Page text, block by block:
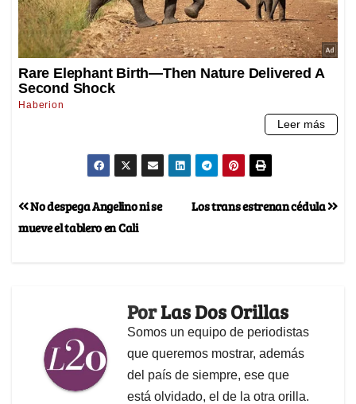
Los trans estrenan cédula
No despega Angelino ni se
mueve el tablero en Cali
PorLas Dos Orillas
Somos un equipo de periodistas
que queremos mostrar, además
del país de siempre, ese que
está olvidado, el de la otra orilla.